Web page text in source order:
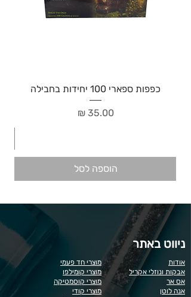
כפפות ספארי 100 יחידות בחבילה
מחיר‏35.00 ‏₪
הוספה לסל
ניווט באתר
מוצרי חד פעמי
מוצרי קומילפו
מוצרי קוסמטיקה
מוצרי קודי
אודות
אבקות ונוזלי אקריל
אס אר
אנה לוטן